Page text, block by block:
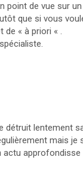
point de vue sur
que si vous
de « à priori « .
détruit lentement
mais je
actu